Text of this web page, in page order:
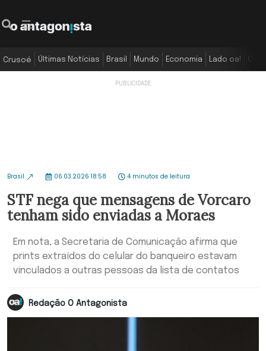
Crusoé Últimas Notícias Brasil Mundo Economia Lado oa!
Brasil 06.03.2026 18:58 4 minutos de leitura
STF nega que mensagens de Vorcaro
tenham sido enviadas a Moraes
Em nota, a Secretaria de Comunicação afirma que
prints extraídos do celular do banqueiro estavam
vinculados a outras pessoas da lista de contatos
Redação O Antagonista